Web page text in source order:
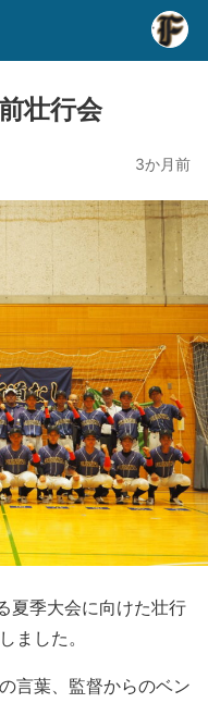
壮行会
3か月前
夏季大会に向けた壮行
ました。
言葉、監督からのベン